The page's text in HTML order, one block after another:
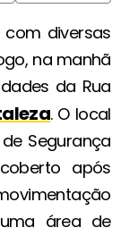
diversas
na manhã
da Rua
. O local
Segurança
após
área de